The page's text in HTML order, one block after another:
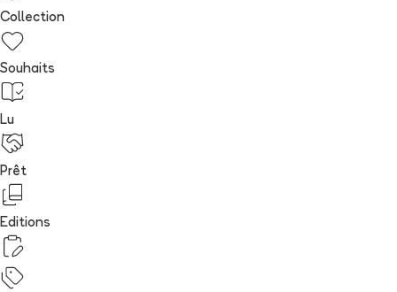
Collection
Souhaits
Lu
Prêt
Editions